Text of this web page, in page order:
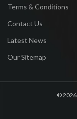
Terms & Conditions
Contact Us
Latest News
Our Sitemap
© 2026